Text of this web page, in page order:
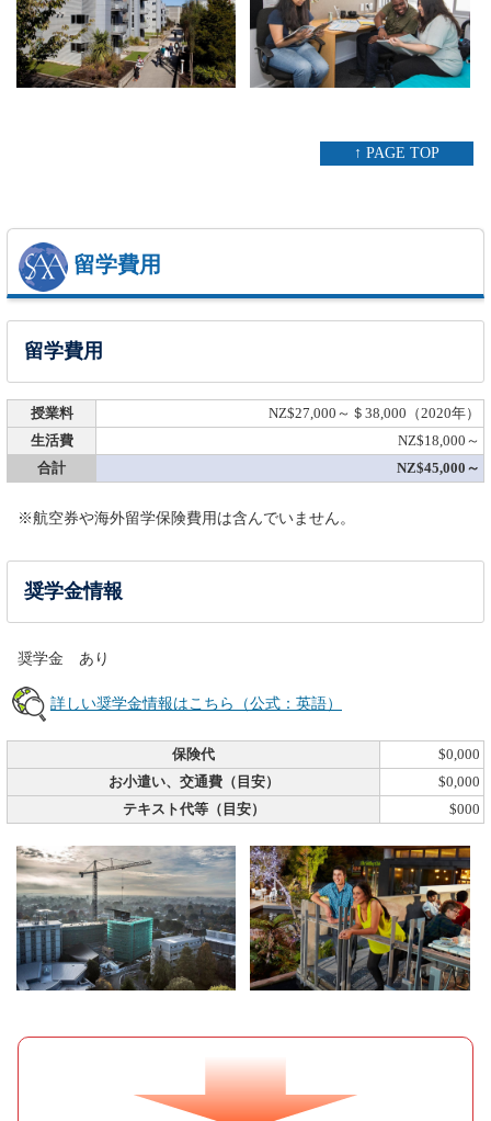
↑ PAGE TOP
留学費用
留学費用
授業料
NZ$27,000～＄38,000（2020年）
生活費
NZ$18,000～
合計
NZ$45,000～
※航空券や海外留学保険費用は含んでいません。
奨学金情報
奨学金 あり
詳しい奨学金情報はこちら（公式：英語）
保険代
$0,000
お小遣い、交通費（目安）
$0,000
テキスト代等（目安）
$000